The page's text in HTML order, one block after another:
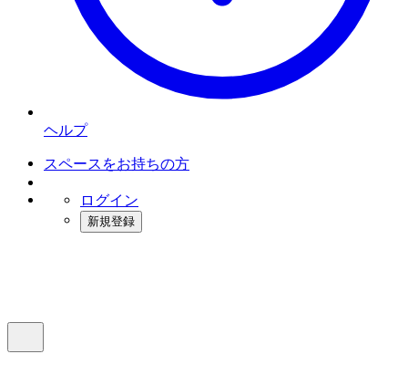
ヘルプ
スペースをお持ちの方
ログイン
新規登録